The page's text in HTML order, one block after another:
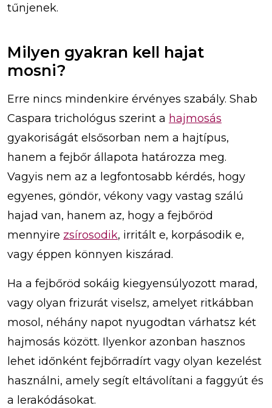
tűnjenek.
Milyen gyakran kell hajat
mosni?
Erre nincs mindenkire érvényes szabály. Shab
Caspara trichológus szerint a hajmosás
gyakoriságát elsősorban nem a hajtípus,
hanem a fejbőr állapota határozza meg.
Vagyis nem az a legfontosabb kérdés, hogy
egyenes, göndör, vékony vagy vastag szálú
hajad van, hanem az, hogy a fejbőröd
mennyire zsírosodik, irritált e, korpásodik e,
vagy éppen könnyen kiszárad.
Ha a fejbőröd sokáig kiegyensúlyozott marad,
vagy olyan frizurát viselsz, amelyet ritkábban
mosol, néhány napot nyugodtan várhatsz két
hajmosás között. Ilyenkor azonban hasznos
lehet időnként fejbőrradírt vagy olyan kezelést
használni, amely segít eltávolítani a faggyút és
a lerakódásokat.